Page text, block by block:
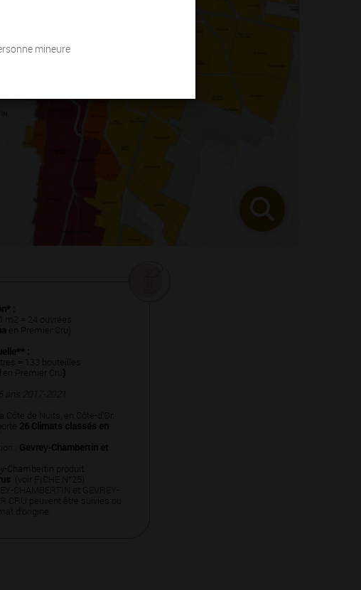
mineure
:
m2 = 24 ouvrées
en Premier Cru)
:
= 133 bouteilles
en Premier Cru )
2017-2021
Côte de Nuits, en Côte-d’Or.
26 Climats classés en
: Gevrey-Chambertin et
Chambertin produit
. (voir FICHE N°25)
CHAMBERTIN et GEVREY-
CRU peuvent être suivies ou
d’origine.